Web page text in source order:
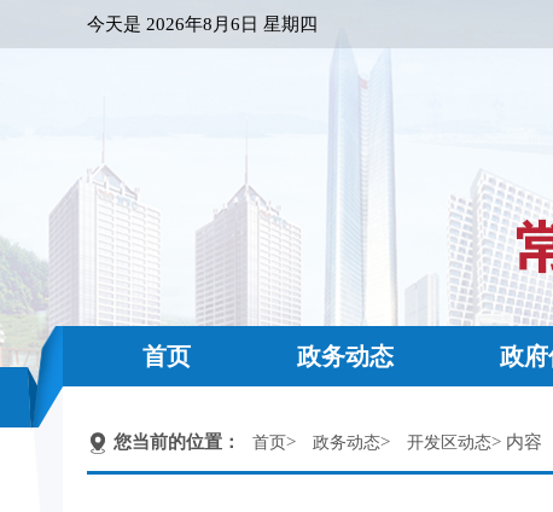
今天是 2026年8月6日 星期四
首页 政务动态 政
您当前的位置： 首页> 政务动态> 开发区动态> 内容